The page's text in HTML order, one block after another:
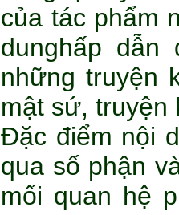
của tác phẩm
dunghấp
những truyện
mật sứ, truyện
Đặc điểm nội
qua số phận
mối quan hệ